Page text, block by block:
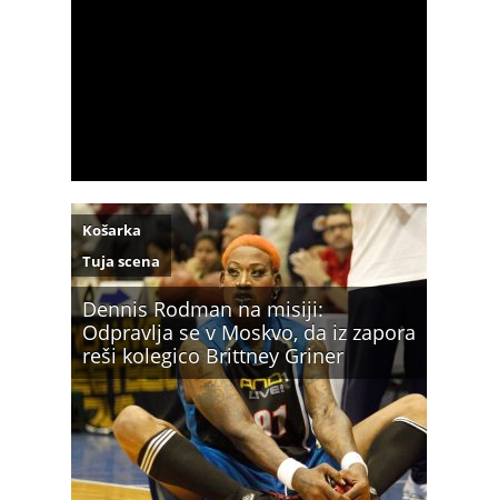
Dennis Rodman na misiji:
Odpravlja se v Moskvo, da iz zapora
reši kolegico Brittney Griner
Košarka
Tuja scena